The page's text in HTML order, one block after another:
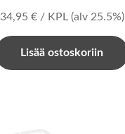
34,95 €/ KPL (alv 25.5%)
Lisää ostoskoriin